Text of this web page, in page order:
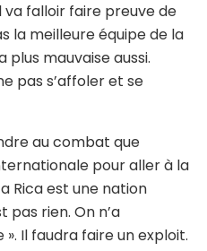
va falloir faire preuve de
la meilleure équipe de la
plus mauvaise aussi.
pas s’affoler et se
au combat que
pour aller à la
Rica est une nation
pas rien. On n’a
Il faudra faire un exploit.